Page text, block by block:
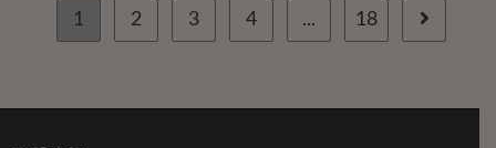
1 2 3 4 ... 18